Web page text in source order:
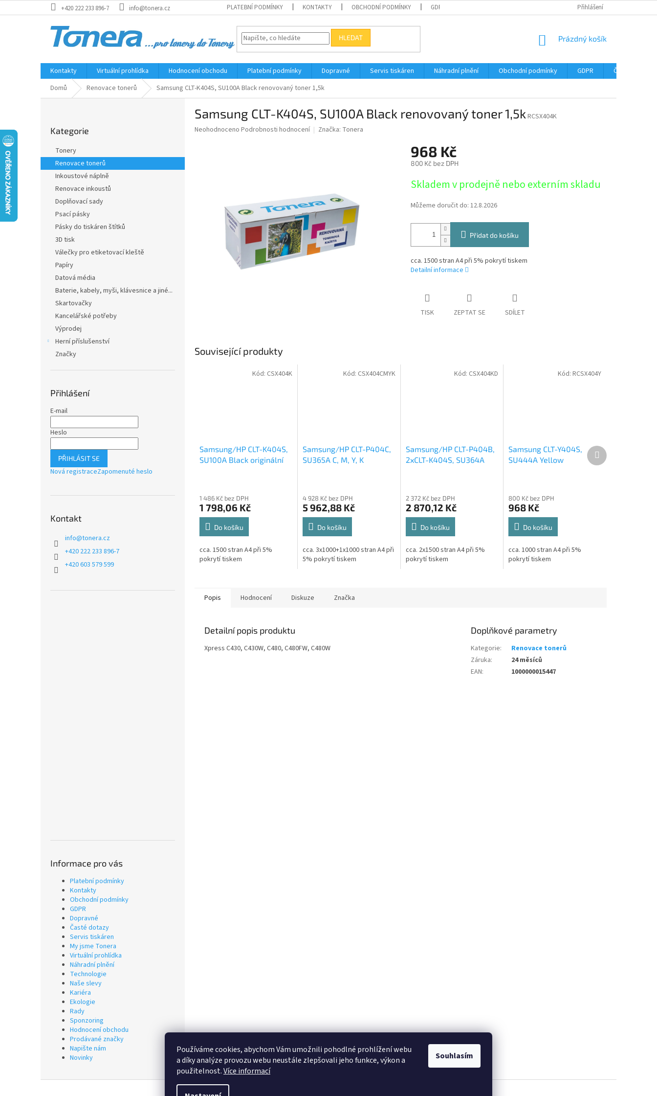
Používáme cookies, abychom Vám umožnili pohodlné prohlížení webu
a díky analýze provozu webu neustále zlepšovali jeho funkce, výkon a
použitelnost.Více informací
Souhlasím
na
+420 222 233 896-7 info@tonera.cz PLATEBNÍ PODMÍNKY KONTAKTY OBCHODNÍ PODMÍNKY GDPR SERVIS TISKÁREN
Přihlášení
HLEDAT
NÁKUPNÍ
Prázdný košík
Kontakty Virtuální prohlídka Hodnocení obchodu Platební podmínky Dopravné Servis tiskáren Náhradní plnění Obchodní podmínky GDPR
Časté dotazy
Domů
Renovace tonerů Samsung CLT-K404S, SU100A Black renovovaný toner 1,5k
a
n
kategorie
Kategorie
Tonery
Renovace tonerů
Inkoustové náplně
Renovace inkoustů
Doplňovací sady
Psací pásky
Pásky do tiskáren štítků
3D tisk
Válečky pro etiketovací kleště
Papíry
Datová média
Baterie, kabely, myši, klávesnice a jiné...
Skartovačky
Kancelářské potřeby
Výprodej
Herní příslušenství
Značky
Přihlášení
E-mail
Heslo
PŘIHLÁSIT SE
Nová registraceZapomenuté heslo
Kontakt
info@tonera.cz
+420 222 233 896-7
+420 603 579 599
Informace pro vás
Platební podmínky
Kontakty
Obchodní podmínky
GDPR
Dopravné
Časté dotazy
Servis tiskáren
My jsme Tonera
Virtuální prohlídka
Náhradní plnění
Technologie
Naše slevy
Kariéra
Ekologie
Rady
Sponzoring
Hodnocení obchodu
Prodávané značky
Napište nám
Novinky
Samsung CLT-K404S, SU100A Black renovovaný toner 1,5k RCSX404K
Průměrné
Neohodnoceno Podrobnosti hodnocení Značka: Tonera
968 Kč
800 Kč bez DPH
cena:
Skladem v prodejně nebo externím skladu
Můžeme doručit do: 12.8.2026
Přidat do košíku
cca. 1500 stran A4 při 5% pokrytí tiskem
Detailní informace
TISK ZEPTAT SE SDÍLET
Související produkty
Samsung/HP CLT-K404S,
SU100A Black originální
1 486 Kč bez DPH
1 798,06 Kč
Do košíku
cca. 1500 stran A4 při 5%
pokrytí tiskem
Kód: CSX404K
Samsung/HP CLT-P404C,
SU365A C, M, Y, K
4 928 Kč bez DPH
5 962,88 Kč
Do košíku
cca. 3x1000+1x1000 stran A4 při
5% pokrytí tiskem
Kód: CSX404CMYK
Samsung/HP CLT-P404B,
2xCLT-K404S, SU364A
2 372 Kč bez DPH
2 870,12 Kč
Do košíku
cca. 2x1500 stran A4 při 5%
pokrytí tiskem
Kód: CSX404KD
Samsung CLT-Y404S,
SU444A Yellow
800 Kč bez DPH
968 Kč
Do košíku
cca. 1000 stran A4 při 5%
pokrytí tiskem
Kód: RCSX404Y
Další
produkt
Popis Hodnocení Diskuze Značka
Detailní popis produktu
Xpress C430, C430W, C480, C480FW, C480W
Doplňkové parametry
Kategorie:
Renovace tonerů
Záruka:
24 měsíců
EAN: 1000000015447